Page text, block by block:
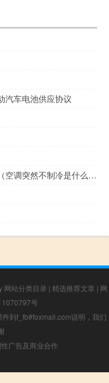
汽车电池供应协议
空调突然不制冷是什么原因 解决办法（空调突然不制冷是什么原因）
网站分类目录 | 精选推荐文章 | 网
号
到f_fb#foxmail.com说明，我们
广告及商业合作